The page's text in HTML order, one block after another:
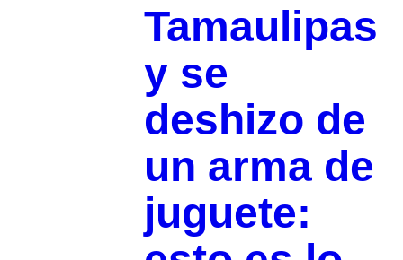
Tamaulipas
y se
deshizo de
un arma de
juguete: